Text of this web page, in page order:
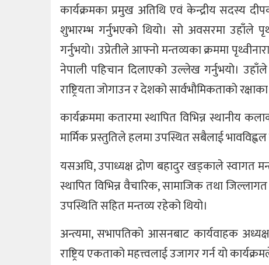
कार्यक्रमका प्रमुख अतिथि एवं केन्द्रीय सदस्य
शुभारम्भ गर्नुभएको थियो। सो अवसरमा उहाँले
गर्नुभयो। उप्रेतीले आफ्नो मन्तव्यका क्रममा
नेपाली पहिचान दिलाएको उल्लेख गर्नुभयो।
राष्ट्रियता जोगाउन र देशको सार्वभौमिकताको
कार्यक्रममा कतारमा स्थापित विभिन्न स्थानीय
मार्मिक प्रस्तुतिले हलमा उपस्थित सबैलाई
यसअघि, उपाध्यक्ष द्रोण बहादुर खड्काले स्वागत
स्थापित विभिन्न वैचारिक, सामाजिक तथा
उपस्थिति सहित मन्तव्य रहेको थियो।
अन्त्यमा, सभापतिको आसनबाट कार्यवाहक
राष्ट्रिय एकताको महत्त्वलाई उजागर गर्न यो